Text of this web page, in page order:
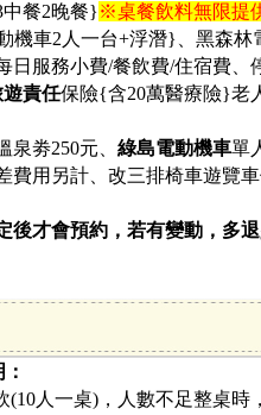
中餐2晚餐}※桌餐飲料無限提
機車2人一台+浮潛}、黑森林
日服務小費/餐飲費/住宿費、
遊責任保險{含20萬醫療險}老
劵250元、 綠島電動機車單
費用另計、改三排椅車遊覽
後才會預約，若有變動，多
(10人一桌)，人數不足整桌時